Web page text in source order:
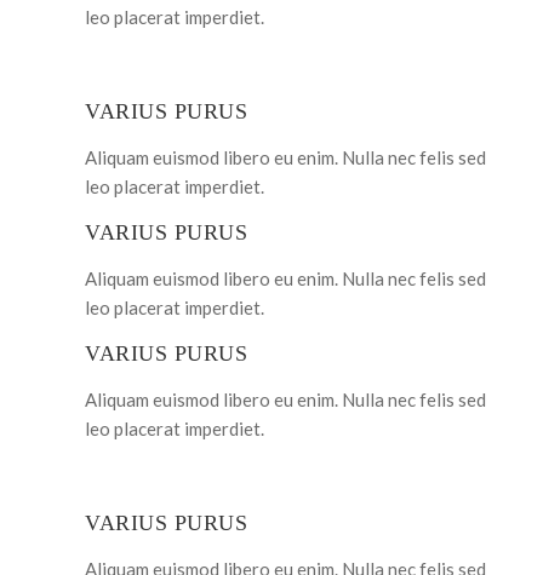
leo placerat imperdiet.
VARIUS PURUS
Aliquam euismod libero eu enim. Nulla nec felis sed
leo placerat imperdiet.
VARIUS PURUS
Aliquam euismod libero eu enim. Nulla nec felis sed
leo placerat imperdiet.
VARIUS PURUS
Aliquam euismod libero eu enim. Nulla nec felis sed
leo placerat imperdiet.
VARIUS PURUS
Aliquam euismod libero eu enim. Nulla nec felis sed